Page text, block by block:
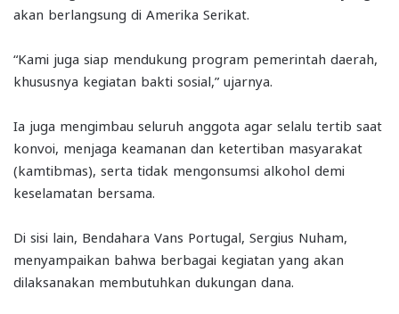
akan berlangsung di Amerika Serikat.
“Kami juga siap mendukung program pemerintah daerah,
khususnya kegiatan bakti sosial,” ujarnya.
Ia juga mengimbau seluruh anggota agar selalu tertib saat
konvoi, menjaga keamanan dan ketertiban masyarakat
(kamtibmas), serta tidak mengonsumsi alkohol demi
keselamatan bersama.
Di sisi lain, Bendahara Vans Portugal, Sergius Nuham,
menyampaikan bahwa berbagai kegiatan yang akan
dilaksanakan membutuhkan dukungan dana.